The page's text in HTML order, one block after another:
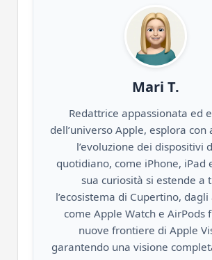
Mari T.
Redattrice appassionata ed
dell’universo Apple, esplora con
l’evoluzione dei dispositivi
quotidiano, come iPhone, iPad
sua curiosità si estende a
l’ecosistema di Cupertino, dagli
come Apple Watch e AirPods
nuove frontiere di Apple
garantendo una visione